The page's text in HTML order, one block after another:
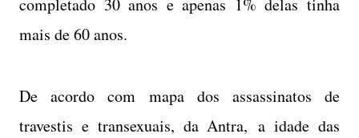
mais de 60 anos.
De acordo com mapa dos assassinatos de
travestis e transexuais, da Antra, a idade das